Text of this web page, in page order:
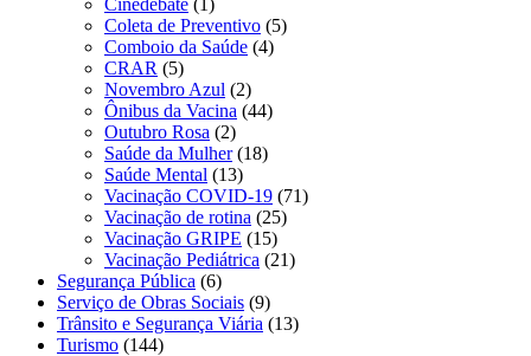
Cinedebate (1)
Coleta de Preventivo (5)
Comboio da Saúde (4)
CRAR (5)
Novembro Azul (2)
Ônibus da Vacina (44)
Outubro Rosa (2)
Saúde da Mulher(18)
Saúde Mental (13)
Vacinação COVID-19 (71)
Vacinação de rotina (25)
Vacinação GRIPE (15)
Vacinação Pediátrica (21)
Segurança Pública (6)
Serviço de Obras Sociais (9)
Trânsito e Segurança Viária (13)
Turismo (144)